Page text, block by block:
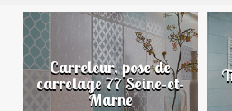
Carreleur, pose de
carrelage 77 Seine-et-
Marne